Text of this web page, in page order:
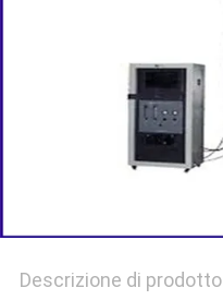
Descrizione di prodotto